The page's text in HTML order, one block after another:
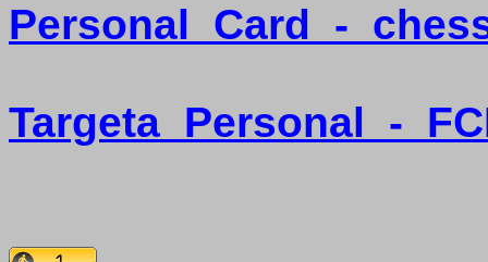
Personal Card -
Targeta Personal -